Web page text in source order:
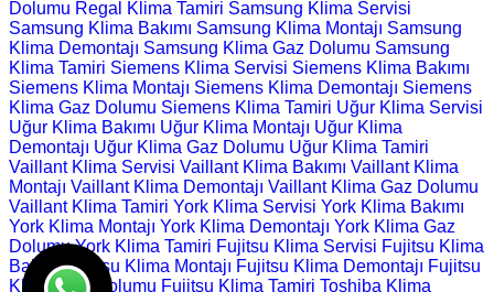
Dolumu Regal Klima Tamiri Samsung Klima Servisi
Samsung Klima Bakımı Samsung Klima Montajı Samsung
Klima Demontajı Samsung Klima Gaz Dolumu Samsung
Klima Tamiri Siemens Klima Servisi Siemens Klima Bakımı
Siemens Klima Montajı Siemens Klima Demontajı Siemens
Klima Gaz Dolumu Siemens Klima Tamiri Uğur Klima Servisi
Uğur Klima Bakımı Uğur Klima Montajı Uğur Klima
Demontajı Uğur Klima Gaz Dolumu Uğur Klima Tamiri
Vaillant Klima Servisi Vaillant Klima Bakımı Vaillant Klima
Montajı Vaillant Klima Demontajı Vaillant Klima Gaz Dolumu
Vaillant Klima Tamiri York Klima Servisi York Klima Bakımı
York Klima Montajı York Klima Demontajı York Klima Gaz
Dolumu York Klima Tamiri Fujitsu Klima Servisi Fujitsu Klima
Bakımı Fujitsu Klima Montajı Fujitsu Klima Demontajı Fujitsu
Klima Gaz Dolumu Fujitsu Klima Tamiri Toshiba Klima